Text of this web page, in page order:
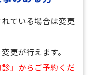
ている場合は変更
更が行えます。
」からご予約くだ